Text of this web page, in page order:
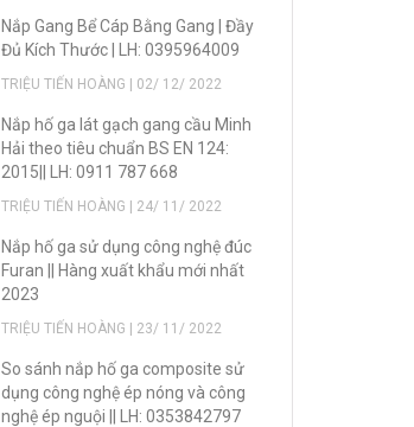
Nắp Gang Bể Cáp Bằng Gang | Đầy
Đủ Kích Thước | LH: 0395964009
TRIỆU TIẾN HOÀNG | 02/ 12/ 2022
Nắp hố ga lát gạch gang cầu Minh
Hải theo tiêu chuẩn BS EN 124:
2015|| LH: 0911 787 668
TRIỆU TIẾN HOÀNG | 24/ 11/ 2022
Nắp hố ga sử dụng công nghệ đúc
Furan || Hàng xuất khẩu mới nhất
2023
TRIỆU TIẾN HOÀNG | 23/ 11/ 2022
So sánh nắp hố ga composite sử
dụng công nghệ ép nóng và công
nghệ ép nguội || LH: 0353842797